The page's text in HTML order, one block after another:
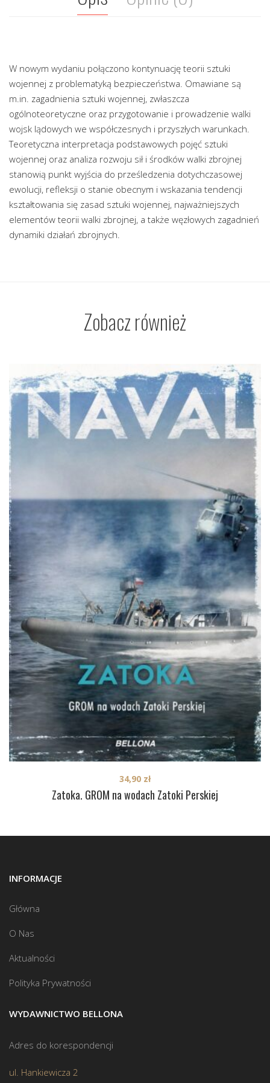
W nowym wydaniu połączono kontynuację teorii sztuki
wojennej z problematyką bezpieczeństwa. Omawiane są
m.in. zagadnienia sztuki wojennej, zwłaszcza
ogólnoteoretyczne oraz przygotowanie i prowadzenie walki
wojsk lądowych we współczesnych i przyszłych warunkach.
Teoretyczna interpretacja podstawowych pojęć sztuki
wojennej oraz analiza rozwoju sił i środków walki zbrojnej
stanowią punkt wyjścia do prześledzenia dotychczasowej
ewolucji, refleksji o stanie obecnym i wskazania tendencji
kształtowania się zasad sztuki wojennej, najważniejszych
elementów teorii walki zbrojnej, a także węzłowych zagadnień
dynamiki działań zbrojnych.
Zobacz również
Zatoka. GROM na wodach Zatoki Perskiej
34,90 zł
INFORMACJE
Główna
O Nas
Aktualności
Polityka Prywatności
WYDAWNICTWO BELLONA
Adres do korespondencji
ul. Hankiewicza 2